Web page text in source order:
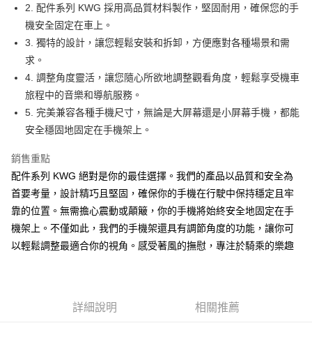
元大商業銀行
永豐商業銀行
玉山商業銀行
台灣樂天信用卡公司
悠遊付
Google Pay
全盈+PAY
ATM付款
每筆NT$60，滿NT$699(含以上)免運費
線上付款後全家取貨
每筆NT$60，滿NT$699(含以上)免運費
7-11取貨付款
每筆NT$60，滿NT$699(含以上)免運費
2. 配件系列 KWG 採用高品質材料製作，堅固耐用，確保您的手
機安全固定在車上。
3. 獨特的設計，讓您輕鬆安裝和拆卸，方便應對各種場景和需
求。
4. 調整角度靈活，讓您隨心所欲地調整觀看角度，輕鬆享受機車
旅程中的音樂和導航服務。
5. 完美兼容各種手機尺寸，無論是大屏幕還是小屏幕手機，都能
安全穩固地固定在手機架上。
銷售重點
配件系列 KWG 絕對是你的最佳選擇。我們的產品以品質和安全為
首要考量，設計精巧且堅固，確保你的手機在行駛中保持穩定且牢
靠的位置。無需擔心震動或顛簸，你的手機將始終安全地固定在手
機架上。不僅如此，我們的手機架還具有調節角度的功能，讓你可
以輕鬆調整最適合你的視角。感受著風的撫慰，專注於騎乘的樂趣
詳細說明 相關推薦